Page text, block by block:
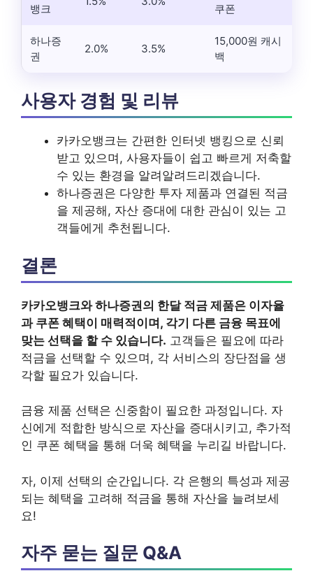
뱅크 쿠폰
하나증
권
2.0% 3.5%
15,000원 캐시
백
사용자 경험 및 리뷰
카카오뱅크는 간편한 인터넷 뱅킹으로 신뢰
받고 있으며, 사용자들이 쉽고 빠르게 저축할
수 있는 환경을 알려알려드리겠습니다.
하나증권은 다양한 투자 제품과 연결된 적금
을 제공해, 자산 증대에 대한 관심이 있는 고
객들에게 추천됩니다.
결론
카카오뱅크와 하나증권의 한달 적금 제품은 이자율
과 쿠폰 혜택이 매력적이며, 각기 다른 금융 목표에
맞는 선택을 할 수 있습니다. 고객들은 필요에 따라
적금을 선택할 수 있으며, 각 서비스의 장단점을 생
각할 필요가 있습니다.
금융 제품 선택은 신중함이 필요한 과정입니다. 자
신에게 적합한 방식으로 자산을 증대시키고, 추가적
인 쿠폰 혜택을 통해 더욱 혜택을 누리길 바랍니다.
자, 이제 선택의 순간입니다. 각 은행의 특성과 제공
되는 혜택을 고려해 적금을 통해 자산을 늘려보세
요!
자주 묻는 질문 Q&A